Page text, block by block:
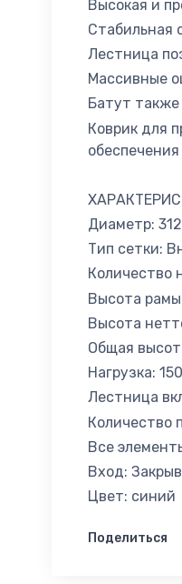
Высокая и
Стабильная
Лестница
Массивные
Батут
Коврик для
Диаметр:
Тип сетки:
Количество
Высота
Высота
Общая
Нагрузка:
Лестница
Количество
Все
Вход:
Цвет: синий
Поделиться